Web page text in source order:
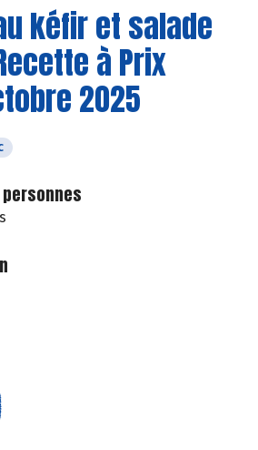
kéfir et salade
à Prix
2025
personnes